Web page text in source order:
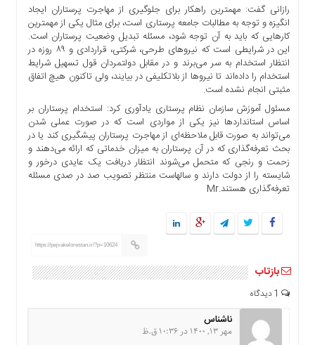
درباره
رازانی گفت: مهمترین راهکار برای جلوگیری از مهاجرت پرستاران ایجاد
انگیزه و توجه به مطالبات جامعه پرستاری است، برای مثال یکی از مهمترین
کار‌هایی که باید به آن توجه شود، مسئله تبدیل وضعیت پرستاران است.
این در شرایطی است که نیرو‌های طرحی، شرکتی، قراردادی و ۸۹ روزه در
انتظار استخدام به سر می‌برند و در مقابل دولتمردان قول تسهیل شرایط
استخدام را داده‌اند تا نیرو‌ها از بلاتکلیفی در بیایند، ولی تاکنون هیچ اتفاق
مثبتی انجام نشده است.
مسئول آموزش سازمان نظام پرستاری یادآوری کرد: استخدام پرستاران بر
اساس استاندارد‌ها نیز یکی از مواردی است که در صورت عملی شدن
می‌تواند به صورت قابل ملاحظه‌ای از مهاجرت پرستاران پیشگیری کند یا در
بحث تعرفه‌گذاری که در آن پرستاران به میزان خدماتی که ارائه می‌دهند و
زحمت و رنجی که متحمل می‌شوند انتظار دریافت یک عایدی درخور و
شایسته را از دولت دارند و سالهاست منتظر تصویب صد در صدی مسئله
تعرفه‌گذاری هستند.Mr
https://pejvakelorestan.ir/?p=10624
بازتاب
ناشناس
مهر 13, 1400 در 10:36 ق.ظ